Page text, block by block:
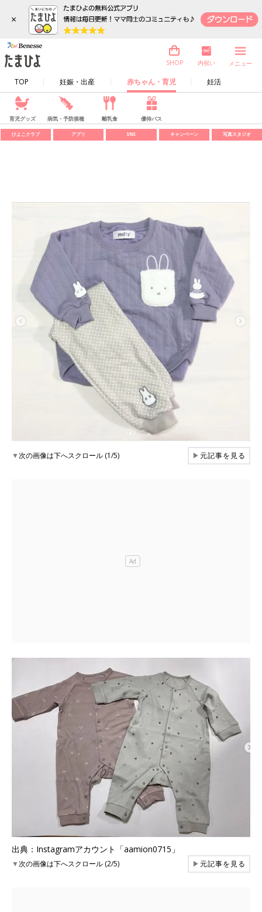
×
TOP 妊娠・出産 赤ちゃん・育児 妊活
SHOP 内祝い メニュー
育児グッズ 病気・予防接種 離乳食 優待パス
ひよこクラブ アプリ SNS キャンペーン 写真スタジオ
▼次の画像は下へスクロール (1/5) ▶元記事を見る
出典：Instagramアカウント「aamion0715」
▼次の画像は下へスクロール (2/5) ▶元記事を見る